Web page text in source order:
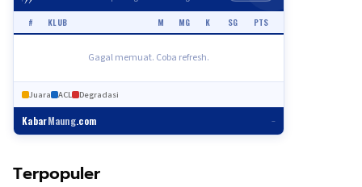
# KLUB M MG K SG PTS
Gagal memuat. Coba refresh.
Juara ACL Degradasi
KabarMaung.com –
Terpopuler